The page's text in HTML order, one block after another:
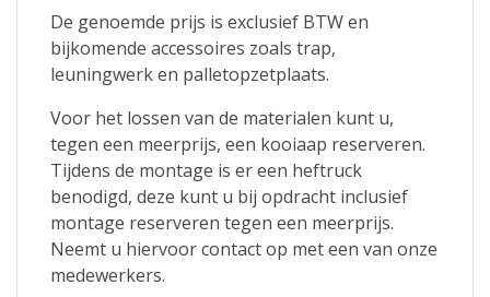
De genoemde prijs is exclusief BTW en
bijkomende accessoires zoals trap,
leuningwerk en palletopzetplaats.
Voor het lossen van de materialen kunt u,
tegen een meerprijs, een kooiaap reserveren.
Tijdens de montage is er een heftruck
benodigd, deze kunt u bij opdracht inclusief
montage reserveren tegen een meerprijs.
Neemt u hiervoor contact op met een van onze
medewerkers.